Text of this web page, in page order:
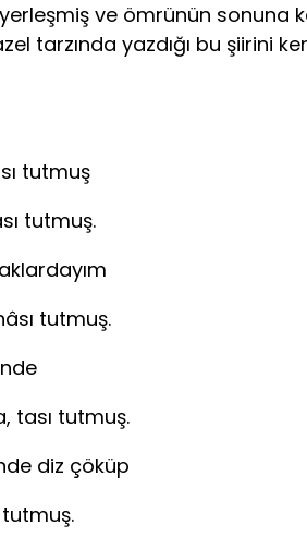
yerleşmiş ve ömrünün sonuna
tarzında yazdığı bu şiirini
tutmuş
yası tutmuş.
eşhâsı tutmuş.
bolca, tası tutmuş.
diz çöküp
nası tutmuş.